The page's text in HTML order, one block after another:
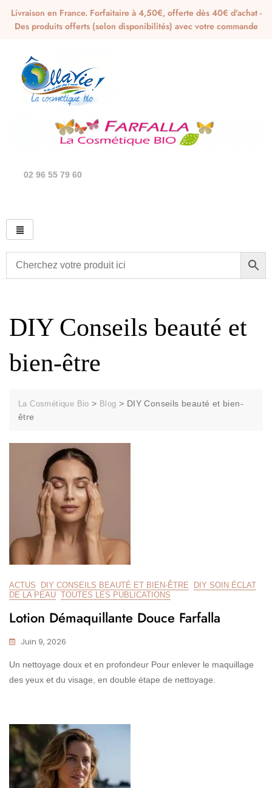
Livraison en France. Forfaitaire à 4,50€, offerte dès 40€ d'achat -
Des produits offerts (selon disponibilités) avec votre commande
02 96 55 79 60
DIY Conseils beauté et
bien-être
La Cosmétique Bio > Blog > DIY Conseils beauté et bien-
être
ACTUS DIY CONSEILS BEAUTÉ ET BIEN-ÊTRE
DIY SOIN ÉCLAT
DE LA PEAU TOUTES LES PUBLICATIONS
Lotion Démaquillante Douce Farfalla
Juin 9, 2026
Un nettoyage doux et en profondeur Pour enlever le maquillage
des yeux et du visage, en double étape de nettoyage.